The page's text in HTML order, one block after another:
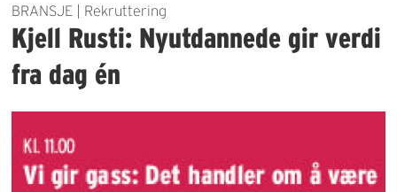
BRANSJE | Rekruttering
Kjell Rusti: Nyutdannede gir verdi
fra dag én